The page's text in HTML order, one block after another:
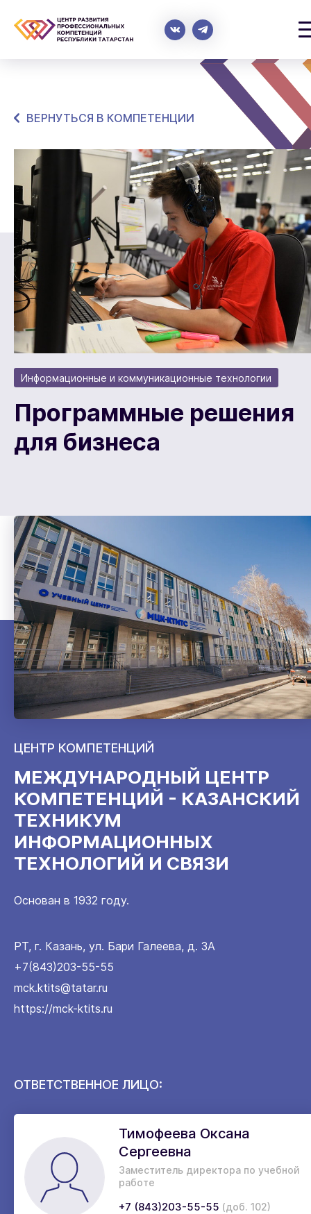
ВЕРНУТЬСЯ В КОМПЕТЕНЦИИ
Информационные и коммуникационные технологии
Программные решения
для бизнеса
ЦЕНТР КОМПЕТЕНЦИЙ
МЕЖДУНАРОДНЫЙ ЦЕНТР
КОМПЕТЕНЦИЙ - КАЗАНСКИЙ
ТЕХНИКУМ
ИНФОРМАЦИОННЫХ
ТЕХНОЛОГИЙ И СВЯЗИ
Основан в 1932 году.
РТ, г. Казань, ул. Бари Галеева, д. 3А
+7(843)203-55-55
mck.ktits@tatar.ru
https://mck-ktits.ru
ОТВЕТСТВЕННОЕ ЛИЦО:
Тимофеева Оксана
Сергеевна
Заместитель директора по учебной
работе
+7 (843)203-55-55 (доб. 102)